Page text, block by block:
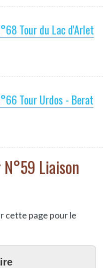
Tour du Lac d'Arlet
Tour Urdos - Berat
Liaison
cette page pour le